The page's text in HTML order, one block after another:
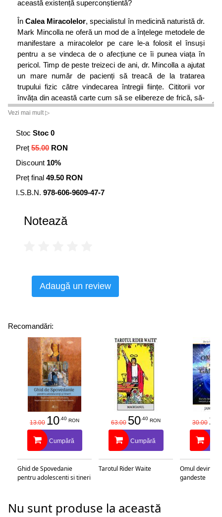
această existență superconștientă?
ÎnCalea Miracolelor, specialistul în medicină naturistă dr.
Mark Mincolla ne oferă un mod de a înțelege metodele de
manifestare a miracolelor pe care le-a folosit el însuși
pentru a se vindeca de o afecțiune ce îi punea viața în
pericol. Timp de peste treizeci de ani, dr. Mincolla a ajutat
un mare număr de pacienți să treacă de la tratarea
trupului fizic către vindecarea întregii ființe. Cititorii vor
învăța din această carte cum să se elibereze de frică, să-
și exploreze capacitatea de conștientizare interioară și să
conceptul de vindecare printr-o înțelegere totală a
întâmplător; noi avem puterea de a le crea.
Vezi mai mult ▷
Stoc Stoc 0
Preț 55.00 RON
Discount 10%
Preț final 49.50 RON
I.S.B.N. 978-606-9609-47-7
Notează
Adaugă un review
Recomandări:
13.00 10.40 RON
Cumpără
Ghid de Spovedanie
pentru adolescenti si tineri
63.00 50.40 RON
Cumpără
Tarotul Rider Waite
30.00 25
Omul devine
gandeste
Nu sunt produse la această